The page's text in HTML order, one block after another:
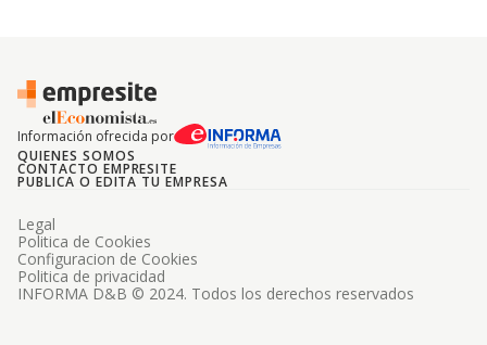
Información ofrecida por
QUIENES SOMOS
CONTACTO EMPRESITE
PUBLICA O EDITA TU EMPRESA
INFORMA D&B © 2024. Todos los derechos reservados
Legal
Politica de Cookies
Configuracion de Cookies
Politica de privacidad